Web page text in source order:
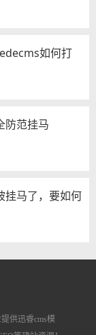
如何打
防范挂马
挂马了，要如何
供迅睿cms模